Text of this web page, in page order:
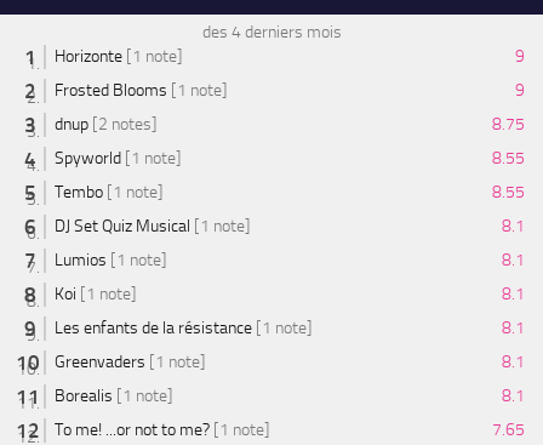
des 4 derniers mois
Horizonte [1 note]
9
Frosted Blooms [1 note]
9
dnup [2 notes]
8.75
Spyworld [1 note]
8.55
Tembo [1 note]
8.55
DJ Set Quiz Musical [1 note]
8.1
Lumios [1 note]
8.1
Koi [1 note]
8.1
Les enfants de la résistance [1 note]
8.1
Greenvaders [1 note]
8.1
Borealis [1 note]
8.1
To me! ...or not to me? [1 note]
7.65